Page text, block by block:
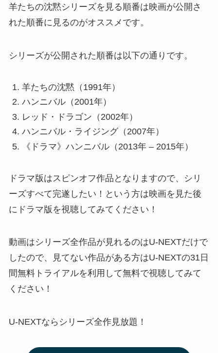
羊たちの沈黙シリーズを見る順番は映画が公開さ
れた順番に見るのがオススメです。
シリーズが公開された順番は以下の通りです。
羊たちの沈黙（1991年）
ハンニバル（2001年）
レッド・ドラゴン（2002年）
ハンニバル・ライジング（2007年）
《ドラマ》ハンニバル（2013年 – 2015年）
ドラマ版はスピンオフ作品となりますので、シリ
ーズすべて完遂したい！という方は映画を見た後
にドラマ版を視聴してみてください！
動画はシリーズ全作品が見れるのはU-NEXTだけで
したので、見てない作品がある方はU-NEXTの31日
間無料トライアルを利用して無料で視聴してみて
ください！
U-NEXTならシリーズ全作見放題！